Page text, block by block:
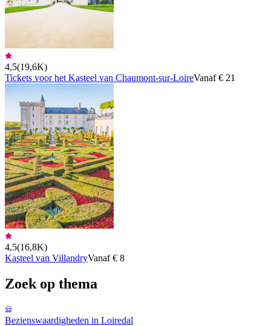
4,5(19,6K)
Tickets voor het Kasteel van Chaumont-sur-LoireVanaf € 21
4,5(16,8K)
Kasteel van VillandryVanaf € 8
Zoek op thema
Bezienswaardigheden in Loiredal